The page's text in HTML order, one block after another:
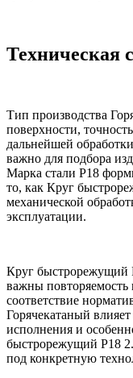
Техническая
Тип производства
поверхности,
дальнейшей
важно для подбора
Марка стали Р18
то, как Круг
механической
эксплуатации.
Круг быстрорежущий
важны повторяемость
соответствие
Горячекатаный
исполнения и
быстрорежущий Р18
под конкретную